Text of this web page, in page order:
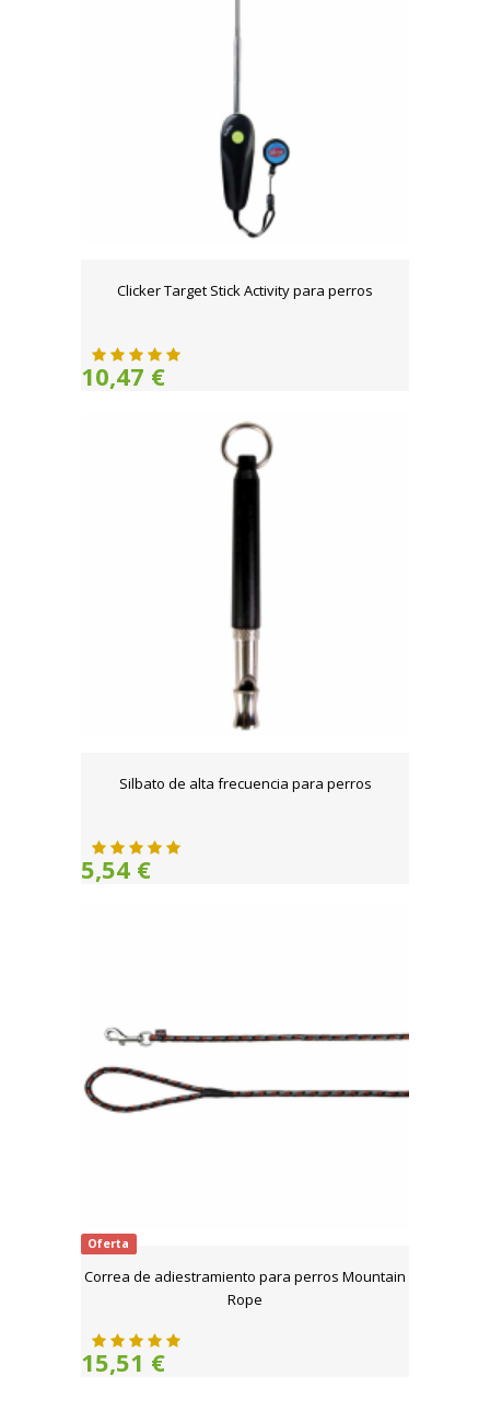
Clicker Target Stick Activity para perros
10,47 €
Silbato de alta frecuencia para perros
5,54 €
Oferta
Correa de adiestramiento para perros Mountain
Rope
15,51 €